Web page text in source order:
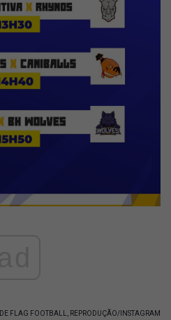
FLAG FOOTBALL, REPRODUÇÃO/INSTAGRAM